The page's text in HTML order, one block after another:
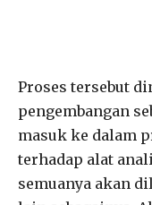
Proses tersebut
pengembangan
masuk ke dalam
terhadap alat
semuanya akan